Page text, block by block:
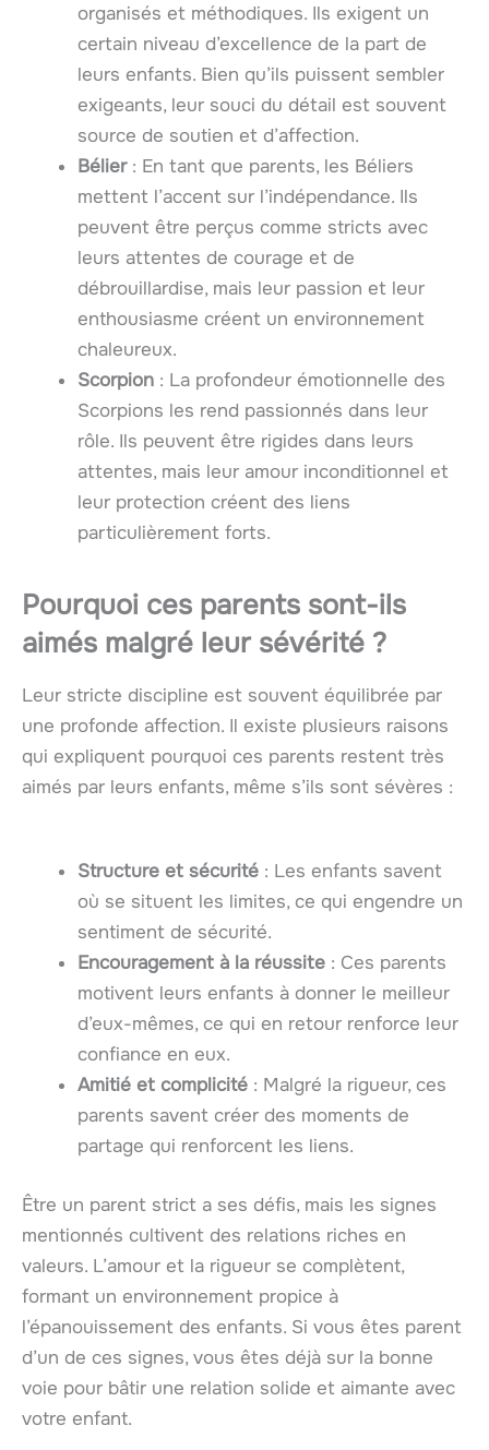
organisés et méthodiques. Ils exigent un
certain niveau d’excellence de la part de
leurs enfants. Bien qu’ils puissent sembler
exigeants, leur souci du détail est souvent
source de soutien et d’affection.
Bélier: En tant que parents, les Béliers
mettent l’accent sur l’indépendance. Ils
peuvent être perçus comme stricts avec
leurs attentes de courage et de
débrouillardise, mais leur passion et leur
enthousiasme créent un environnement
chaleureux.
Scorpion : La profondeur émotionnelle des
Scorpions les rend passionnés dans leur
rôle. Ils peuvent être rigides dans leurs
attentes, mais leur amour inconditionnel et
leur protection créent des liens
particulièrement forts.
Pourquoi ces parents sont-ils
aimés malgré leur sévérité ?
Leur stricte discipline est souvent équilibrée par
une profonde affection. Il existe plusieurs raisons
qui expliquent pourquoi ces parents restent très
aimés par leurs enfants, même s’ils sont sévères :
Structure et sécurité : Les enfants savent
où se situent les limites, ce qui engendre un
sentiment de sécurité.
Encouragement à la réussite : Ces parents
motivent leurs enfants à donner le meilleur
d’eux-mêmes, ce qui en retour renforce leur
confiance en eux.
Amitié et complicité : Malgré la rigueur, ces
parents savent créer des moments de
partage qui renforcent les liens.
Être un parent strict a ses défis, mais les signes
mentionnés cultivent des relations riches en
valeurs. L’amour et la rigueur se complètent,
formant un environnement propice à
l’épanouissement des enfants. Si vous êtes parent
d’un de ces signes, vous êtes déjà sur la bonne
voie pour bâtir une relation solide et aimante avec
votre enfant.